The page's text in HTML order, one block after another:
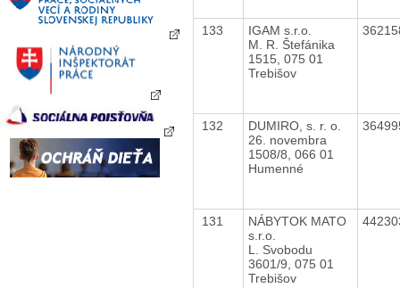
133
IGAM s.r.o.
M. R. Štefánika
1515, 075 01
Trebišov
132
DUMIRO, s. r. o.
26. novembra
1508/8, 066 01
Humenné
131
NÁBYTOK MATO
s.r.o.
L. Svobodu
3601/9, 075 01
Trebišov